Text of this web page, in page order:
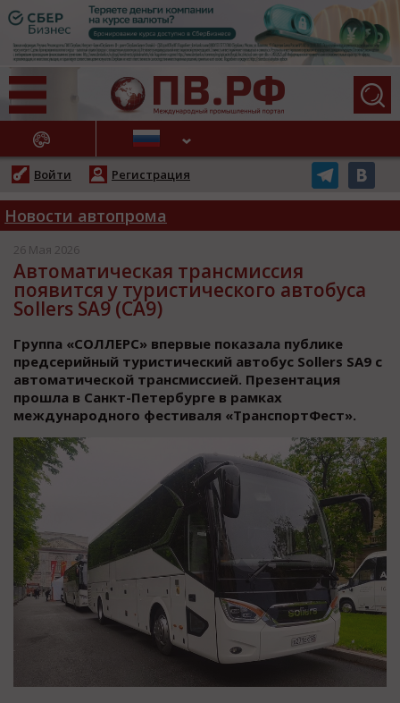
НОВОСТИ
Войти Регистрация
Новости автопрома
26 Мая 2026
Автоматическая трансмиссия
появится у туристического автобуса
Sollers SA9 (СА9)
Группа «СОЛЛЕРС» впервые показала публике
предсерийный туристический автобус Sollers SA9 с
автоматической трансмиссией. Презентация
прошла в Санкт-Петербурге в рамках
международного фестиваля «ТранспортФест».